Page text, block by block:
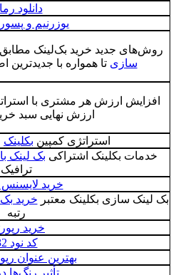
دانلود
یوزرنیم و پسورد
روش‌های جدید خرید بک‌لینک مطابق
سازی تا همواره با
افزایش ارزش هر مشتری با
ارزش نهایی سبد
استراتژی کمپین بکلینک
خدمات بکلینک اشتراکی بک لینک
ترافیک
خرید لایسنس nod32
بک لینک سازی بکلینک معتبر خرید
رتبه
خرید
کد نود 32
بهترین عنوان
تأثیر رنگ‌ها